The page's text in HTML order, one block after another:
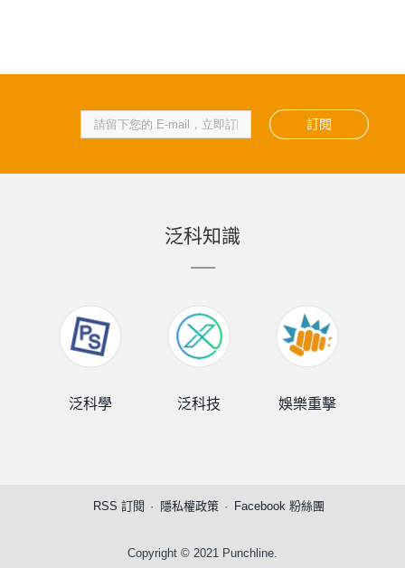
訂閱
泛科知識
泛科學 泛科技 娛樂重擊
RSS 訂閱 隱私權政策 Facebook 粉絲團
Copyright © 2021 Punchline.